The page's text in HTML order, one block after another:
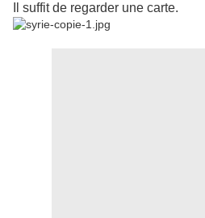
Il suffit de regarder une carte.